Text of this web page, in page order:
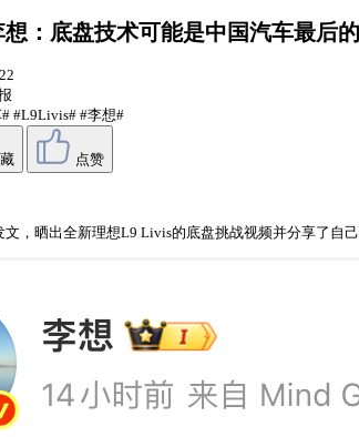
：底盘技术可能是中国汽车最后
#L9Livis# #李想#
点赞
文，晒出全新理想L9 Livis的底盘挑战视频并分享了自